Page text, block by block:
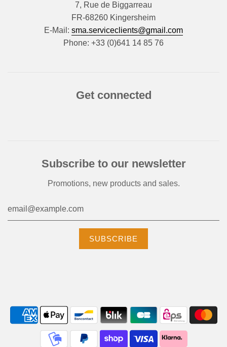
7, Rue de Biggarreau
FR-68260 Kingersheim
E-Mail: sma.serviceclients@gmail.com
Phone: +33 (0)641 14 85 76
Get connected
Subscribe to our newsletter
Promotions, new products and sales.